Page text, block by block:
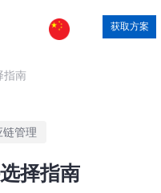
获取方案
指南
链管理
择指南